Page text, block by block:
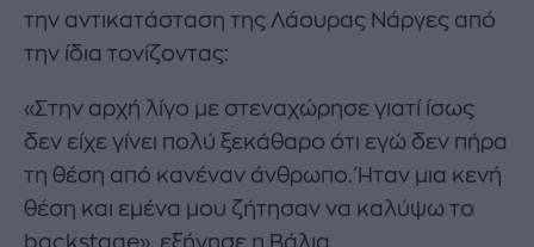
την αντικατάσταση της Λάουρας Νάργες από
την ίδια τονίζοντας:
«Στην αρχή λίγο με στεναχώρησε γιατί ίσως
δεν είχε γίνει πολύ ξεκάθαρο ότι εγώ δεν πήρα
τη θέση από κανέναν άνθρωπο. Ήταν μια κενή
θέση και εμένα μου ζήτησαν να καλύψω το
backstage», εξήγησε η Βάλια